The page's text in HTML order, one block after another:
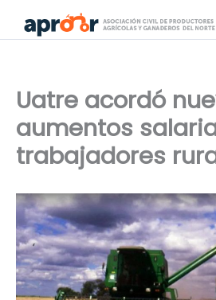
Uatre acordó
aumentos
trabajadores